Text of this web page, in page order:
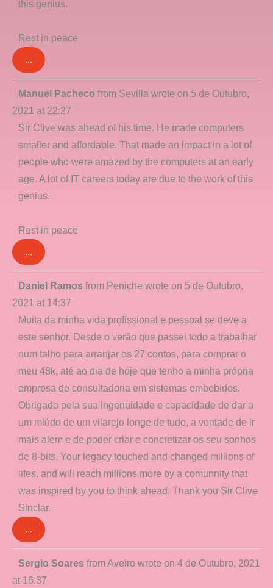
this genius.
Rest in peace
...
Manuel Pacheco from Sevilla wrote on 5 de Outubro,
2021 at 22:27
Sir Clive was ahead of his time. He made computers
smaller and affordable. That made an impact in a lot of
people who were amazed by the computers at an early
age. A lot of IT careers today are due to the work of this
genius.
Rest in peace
...
Toggle
this
metabox.
Daniel Ramos from Peniche wrote on 5 de Outubro,
2021 at 14:37
Muita da minha vida profissional e pessoal se deve a
este senhor. Desde o verão que passei todo a trabalhar
num talho para arranjar os 27 contos, para comprar o
meu 48k, até ao dia de hoje que tenho a minha própria
empresa de consultadoria em sistemas embebidos.
Obrigado pela sua ingenuidade e capacidade de dar a
um miúdo de um vilarejo longe de tudo, a vontade de ir
mais alem e de poder criar e concretizar os seu sonhos
de 8-bits. Your legacy touched and changed millions of
lifes, and will reach millions more by a comunnity that
was inspired by you to think ahead. Thank you Sir Clive
Sinclar.
...
Toggle
this
metabox.
Sergio Soares fromAveiro wrote on 4 de Outubro, 2021
at 16:37
Toggle
this